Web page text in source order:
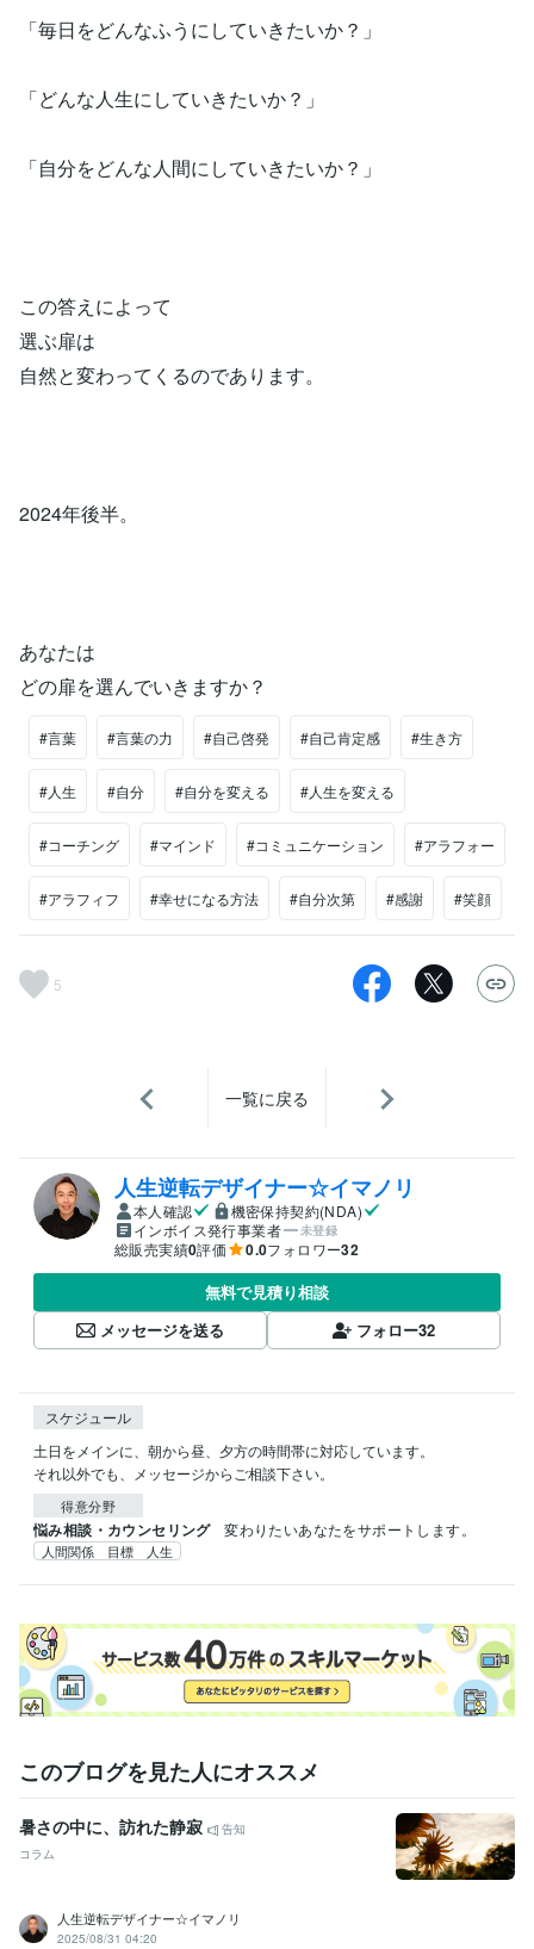
「毎日をどんなふうにしていきたいか？」
「どんな人生にしていきたいか？」
「自分をどんな人間にしていきたいか？」
この答えによって
選ぶ扉は
自然と変わってくるのであります。
2024年後半。
あなたは
どの扉を選んでいきますか？
#言葉 #言葉の力 #自己啓発 #自己肯定感 #生き方
#人生 #自分 #自分を変える #人生を変える
#コーチング #マインド #コミュニケーション #アラフォー
#アラフィフ #幸せになる方法 #自分次第 #感謝 #笑顔
5
一覧に戻る
人生逆転デザイナー☆イマノリ
本人確認
機密保持契約(NDA)
インボイス発行事業者
未登録
総販売実績0評価 0.0フォロワー32
無料で見積り相談
メッセージを送る
フォロー32
スケジュール
土日をメインに、朝から昼、夕方の時間帯に対応しています。
それ以外でも、メッセージからご相談下さい。
得意分野
悩み相談・カウンセリング 変わりたいあなたをサポートします。
人間関係 目標 人生
このブログを見た人にオススメ
暑さの中に、訪れた静寂
告知
コラム
人生逆転デザイナー☆イマノリ
2025/08/31 04:20